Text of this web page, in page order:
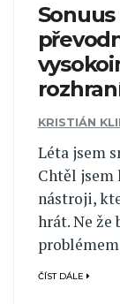
KRISTIÁN
Léta jsem
Chtěl jsem
nástroji,
hrát. Ne že
problémem
ČÍST DÁLE